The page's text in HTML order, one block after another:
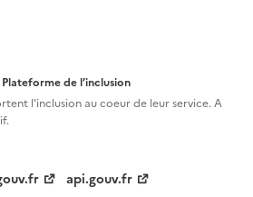
de l’inclusion
l'inclusion aucoeur de leur service. A
api.gouv.fr